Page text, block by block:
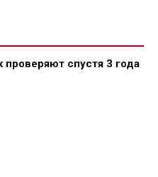
проверяют спустя 3 года